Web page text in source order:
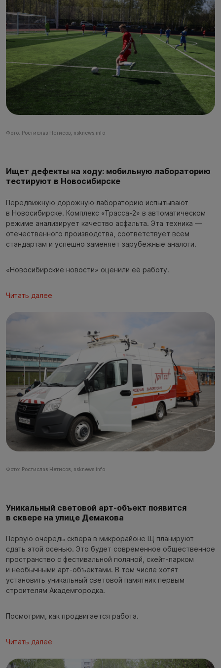
Фото: Ростислав Нетисов, nsknews.info
Ищет дефекты на ходу: мобильную лабораторию
тестируют в Новосибирске
Передвижную дорожную лабораторию испытывают
в Новосибирске. Комплекс «Трасса-2» в автоматическом
режиме анализирует качество асфальта. Эта техника —
отечественного производства, соответствует всем
стандартам и успешно заменяет зарубежные аналоги.
«Новосибирские новости» оценили её работу.
Читать далее
Фото: Ростислав Нетисов, nsknews.info
Уникальный световой арт-объект появится
в сквере на улице Демакова
Первую очередь сквера в микрорайоне Щ планируют
сдать этой осенью. Это будет современное общественное
пространство с фестивальной поляной, скейт-парком
и необычными арт-объектами. В том числе хотят
установить уникальный световой памятник первым
строителям Академгородка.
Посмотрим, как продвигается работа.
Читать далее